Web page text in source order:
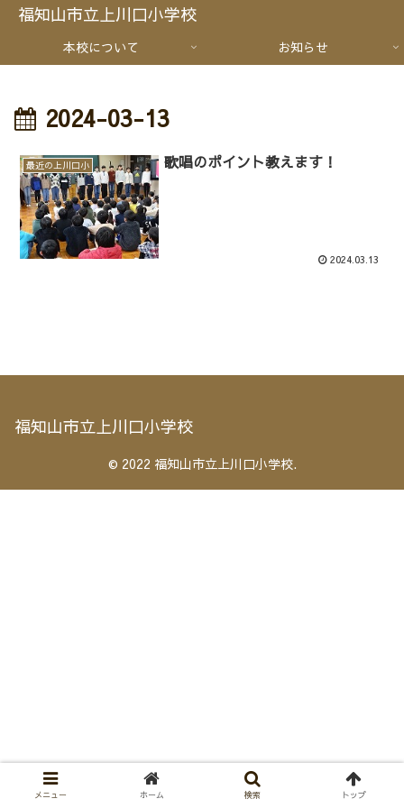
福知山市立上川口小学校
本校について お知らせ
2024-03-13
最近の上川口小 歌唱のポイント教えます！
2024.03.13
福知山市立上川口小学校
© 2022 福知山市立上川口小学校.
メニュー ホーム 検索 トップ